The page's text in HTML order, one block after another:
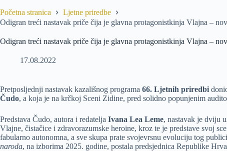
Početna stranica
Ljetne priredbe
Odigran treći nastavak priče čija je glavna protagonistkinja Vlajna –
Odigran treći nastavak priče čija je glavna protagonistkinja Vlajna –
17.08.2022
Pretposljednji nastavak kazališnog programa 66. Ljetnih priredbi
Čudo, a koja je na krčkoj Sceni Zidine, pred solidno popunjenim
Predstava Čudo, autora i redatelja Ivana Lea Leme, nastavak je dviju
Vlajne, čistačice i zdravorazumske heroine, kroz te je predstave svoj
fabularno autonomna, a sve skupa prate svojevrsnu evoluciju tog
naroda, na izborima 2025. godine, postala predsjednica Republike